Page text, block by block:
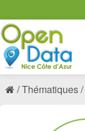
Thématiques